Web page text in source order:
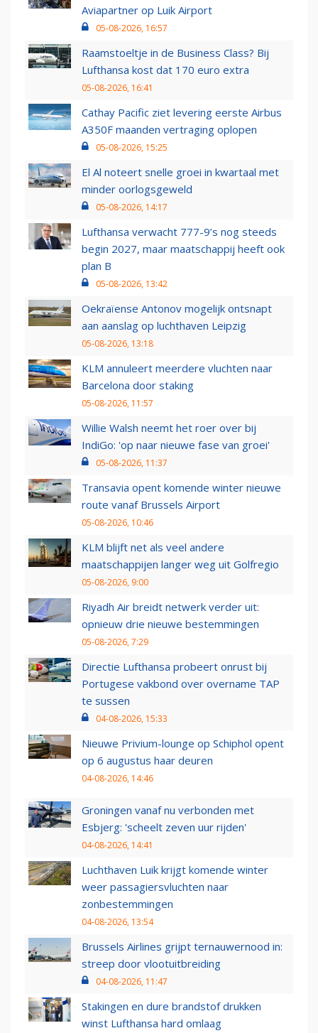
Aviapartner op Luik Airport
05-08-2026, 16:57
Raamstoeltje in de Business Class? Bij
Lufthansa kost dat 170 euro extra
05-08-2026, 16:41
Cathay Pacific ziet levering eerste Airbus
A350F maanden vertraging oplopen
05-08-2026, 15:25
El Al noteert snelle groei in kwartaal met
minder oorlogsgeweld
05-08-2026, 14:17
Lufthansa verwacht 777-9’s nog steeds
begin 2027, maar maatschappij heeft ook
plan B
05-08-2026, 13:42
Oekraïense Antonov mogelijk ontsnapt
aan aanslag op luchthaven Leipzig
05-08-2026, 13:18
KLM annuleert meerdere vluchten naar
Barcelona door staking
05-08-2026, 11:57
Willie Walsh neemt het roer over bij
IndiGo: 'op naar nieuwe fase van groei'
05-08-2026, 11:37
Transavia opent komende winter nieuwe
route vanaf Brussels Airport
05-08-2026, 10:46
KLM blijft net als veel andere
maatschappijen langer weg uit Golfregio
05-08-2026, 9:00
Riyadh Air breidt netwerk verder uit:
opnieuw drie nieuwe bestemmingen
05-08-2026, 7:29
Directie Lufthansa probeert onrust bij
Portugese vakbond over overname TAP
te sussen
04-08-2026, 15:33
Nieuwe Privium-lounge op Schiphol opent
op 6 augustus haar deuren
04-08-2026, 14:46
Groningen vanaf nu verbonden met
Esbjerg: 'scheelt zeven uur rijden'
04-08-2026, 14:41
Luchthaven Luik krijgt komende winter
weer passagiersvluchten naar
zonbestemmingen
04-08-2026, 13:54
Brussels Airlines grijpt ternauwernood in:
streep door vlootuitbreiding
04-08-2026, 11:47
Stakingen en dure brandstof drukken
winst Lufthansa hard omlaag